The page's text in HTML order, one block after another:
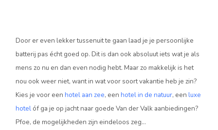
Door er even lekker tussenuit te gaan laad je je persoonlijke
batterij pas écht goed op. Dit is dan ook absoluut iets wat je als
mens zo nu en dan even nodig hebt. Maar zo makkelijk is het
nou ook weer niet, want in wat voor soort vakantie heb je zin?
Kies je voor een hotel aan zee, een hotel in de natuur, een luxe
hotel óf ga je op jacht naar goede Van der Valk aanbiedingen?
Pfoe, de mogelijkheden zijn eindeloos zeg…